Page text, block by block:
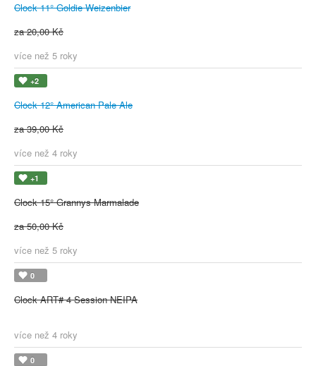
Clock 11° Goldie Weizenbier
za 20,00 Kč
více než 5 roky
+2
Clock 12° American Pale Ale
za 39,00 Kč
více než 4 roky
+1
Clock 15° Grannys Marmalade
za 50,00 Kč
více než 5 roky
0
Clock ART# 4 Session NEIPA
více než 4 roky
0